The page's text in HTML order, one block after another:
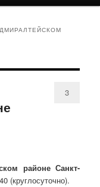
3
районе Санкт-
(круглосуточно).